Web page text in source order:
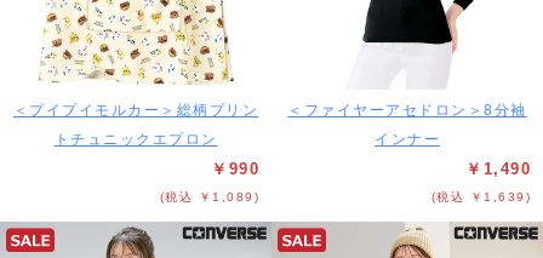
＜プイプイモルカー＞総柄プリン
トチュニックエプロン
￥990
(税込 ￥1,089)
＜ファイヤーアセドロン＞8分袖
インナー
￥1,490
(税込 ￥1,639)